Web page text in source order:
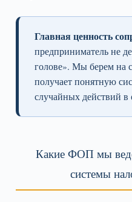
Главная ценность
предприниматель не
голове». Мы берем на
получает понятную
случайных действий в
Какие ФОП мы
системы